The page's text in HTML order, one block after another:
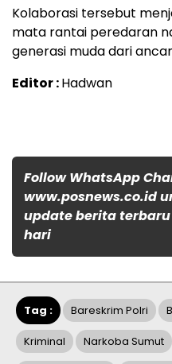
Kolaborasi tersebut
mata rantai peredaran
generasi muda dari
Editor :Hadwan
Follow WhatsApp
www.posnews.co.id
update berita
hari
Tag : Bareskrim Polri
Kriminal Narkoba Sumut